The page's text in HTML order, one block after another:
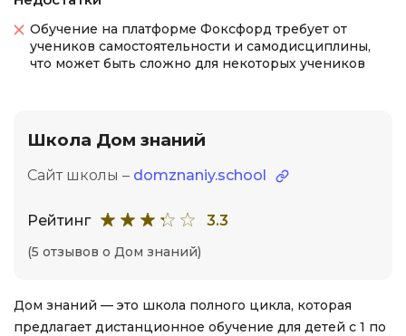
Обучение на платформе Фоксфорд требует от
учеников самостоятельности и самодисциплины,
что может быть сложно для некоторых учеников
Школа Дом знаний
Сайт школы – domznaniy.school
Рейтинг 3.3
(5 отзывов о Дом знаний)
Дом знаний — это школа полного цикла, которая
предлагает дистанционное обучение для детей с 1 по